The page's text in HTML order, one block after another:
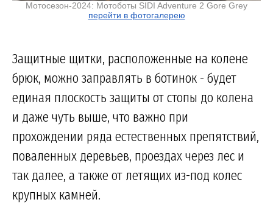
Мотосезон-2024: Мотоботы SIDI Adventure 2 Gore Grey
перейти в фотогалерею
Защитные щитки, расположенные на колене
брюк, можно заправлять в ботинок - будет
единая плоскость защиты от стопы до колена
и даже чуть выше, что важно при
прохождении ряда естественных препятствий,
поваленных деревьев, проездах через лес и
так далее, а также от летящих из-под колес
крупных камней.